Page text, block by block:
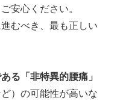
安心ください。
むべき、最も正しい
る「非特異的腰痛」
）の可能性が高いな